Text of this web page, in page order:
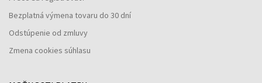
Bezplatná výmena tovaru do 30 dní
Odstúpenie od zmluvy
Zmena cookies súhlasu